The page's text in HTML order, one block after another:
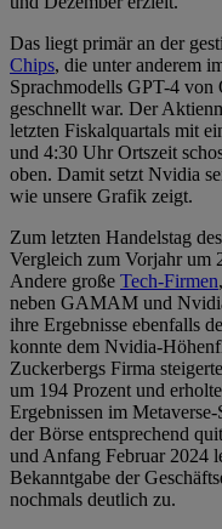
Das liegt primär an der
Chips, die unter anderem
Sprachmodells GPT-4
geschnellt war. Der
letzten Fiskalquartals mit
und 4:30 Uhr Ortszeit
oben. Damit setzt Nvidia
wie unsere Grafik zeigt.
Zum letzten Handelstag
Vergleich zum Vorjahr um
Andere große Tech-Firmen
neben GAMAM und
ihre Ergebnisse ebenfalls
konnte dem Nvidia-
Zuckerbergs Firma
um 194 Prozent und
Ergebnissen im
der Börse entsprechend
und Anfang Februar 2024
Bekanntgabe der
nochmals deutlich zu.